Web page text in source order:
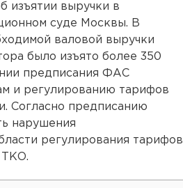
изъятии выручки в
суде Москвы. В
валовой выручки
было изъято более 350
предписания ФАС
и регулированию тарифов
Согласно предписанию
нарушения
регулирования тарифов
ТКО.